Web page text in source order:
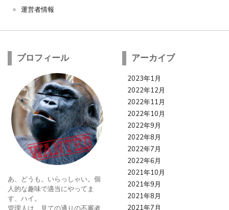
運営者情報
プロフィール
あ、どうも。いらっしゃい。個
人的な趣味で適当にやってま
す、ハイ。
アーカイブ
2023年1月
2022年12月
2022年11月
2022年10月
2022年9月
2022年8月
2022年7月
2022年6月
2021年10月
2021年9月
2021年8月
2021年7月